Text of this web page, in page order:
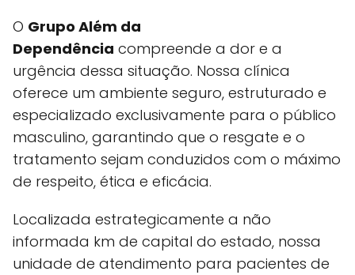
O Grupo Além da
Dependência compreende a dor e a
urgência dessa situação. Nossa clínica
oferece um ambiente seguro, estruturado e
especializado exclusivamente para o público
masculino, garantindo que o resgate e o
tratamento sejam conduzidos com o máximo
de respeito, ética e eficácia.
Localizada estrategicamente a não
informada km de capital do estado, nossa
unidade de atendimento para pacientes de